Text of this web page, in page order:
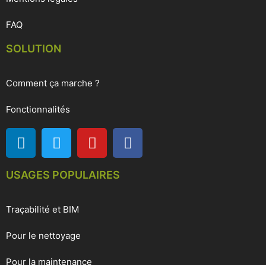
FAQ
SOLUTION
Comment ça marche ?
Fonctionnalités
USAGES POPULAIRES
Traçabilité et BIM
Pour le nettoyage
Pour la maintenance